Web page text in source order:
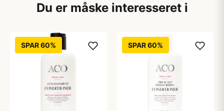
Du er måske interesseret i
SPAR 60% SPAR 60%